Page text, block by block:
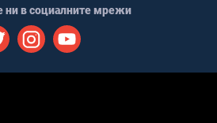
ни в социалните мрежи